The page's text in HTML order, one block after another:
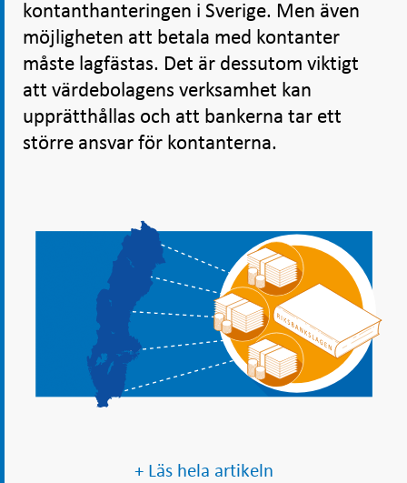
kontanthanteringen i Sverige. Men även
möjligheten att betala med kontanter
måste lagfästas. Det är dessutom viktigt
att värdebolagens verksamhet kan
upprätthållas och att bankerna tar ett
större ansvar för kontanterna.
+ Läs hela artikeln